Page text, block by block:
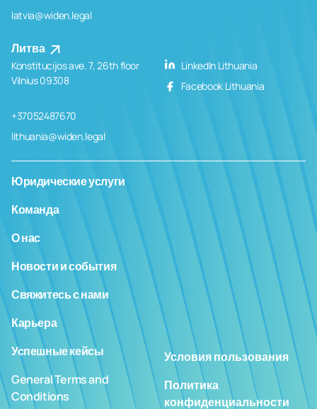
latvia@widen.legal
Литва
Konstitucijos ave. 7, 26th floor
Vilnius 09308
+37052487670
lithuania@widen.legal
LinkedIn Lithuania
Facebook Lithuania
Юридические услуги
Команда
О нас
Новости и события
Свяжитесь с нами
Карьера
Успешные кейсы
General Terms and
Conditions
Условия пользования
Политика
конфиденциальности